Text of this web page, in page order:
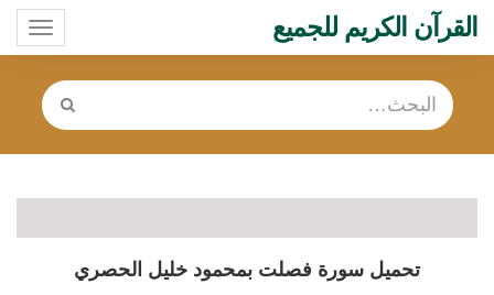
القرآن الكريم للجميع
تحميل سورة فصلت بمحمود خليل الحصري